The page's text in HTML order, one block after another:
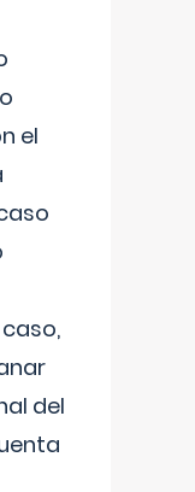
el
del